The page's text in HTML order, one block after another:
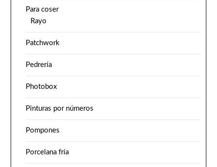
Para coser
Rayo
Patchwork
Pedrería
Photobox
Pinturas por números
Pompones
Porcelana fría